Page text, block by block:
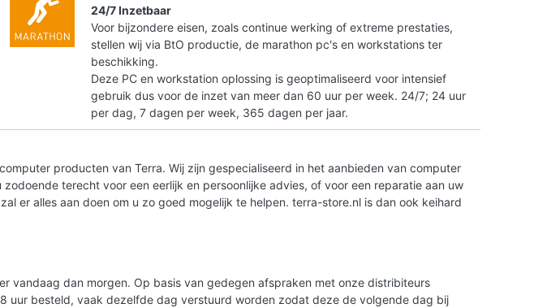
24/7 Inzetbaar
Voor bijzondere eisen, zoals continue werking of extreme prestaties,
stellen wij via BtO productie, de marathon pc's en workstations ter
beschikking.
Deze PC en workstation oplossing is geoptimaliseerd voor intensief
gebruik dus voor de inzet van meer dan 60 uur per week. 24/7; 24 uur
per dag, 7 dagen per week, 365 dagen per jaar.
producten van Terra. Wij zijn gespecialiseerd in het aanbieden van computer
terecht voor een eerlijk en persoonlijke advies, of voor een reparatie aan uw
er alles aan doen om u zo goed mogelijk te helpen. terra-store.nl is dan ook keihard
vandaag dan morgen. Op basis van gedegen afspraken met onze distribiteurs
uur besteld, vaak dezelfde dag verstuurd worden zodat deze de volgende dag bij